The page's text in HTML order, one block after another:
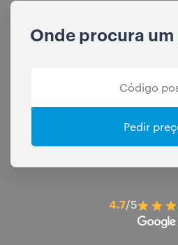
Onde procura
Pedir
4.7/5